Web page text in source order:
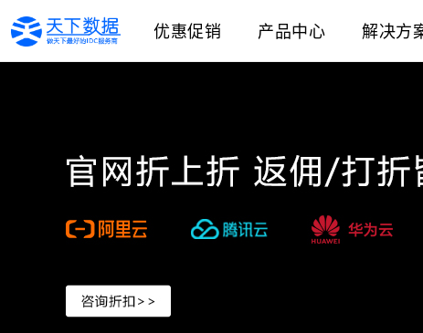
优惠促销 产品中心 解决方